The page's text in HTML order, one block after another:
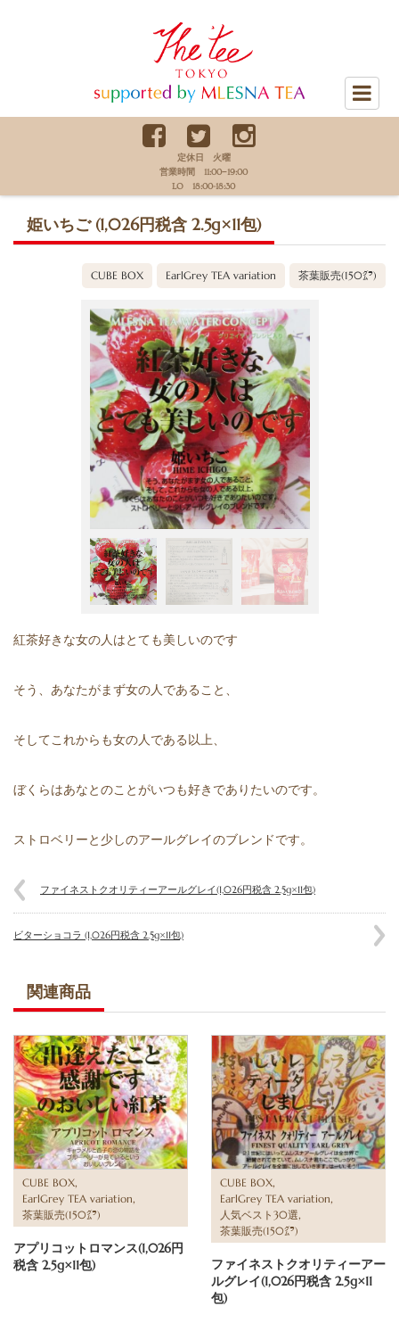
The Tee Tokyo supported by
MLESNA TEA
定休日 火曜
営業時間 11:00−19:00
LO 18:00-18:30
姫いちご (1,026円税含 2.5g×11包)
CUBE BOX EarlGrey TEA variation 茶葉販売(150㌘)
紅茶好きな女の人はとても美しいのです
そう、あなたがまず女の人であること、
そしてこれからも女の人である以上、
ぼくらはあなとのことがいつも好きでありたいのです。
ストロベリーと少しのアールグレイのブレンドです。
ファイネストクオリティーアールグレイ(1,026円税含 2.5g×11包)
ビターショコラ (1,026円税含 2.5g×11包)
関連商品
CUBE BOX,
EarlGrey TEA variation,
茶葉販売(150㌘)
アプリコットロマンス(1,026円
税含 2.5g×11包)
CUBE BOX,
EarlGrey TEA variation,
人気ベスト30選,
茶葉販売(150㌘)
ファイネストクオリティーアー
ルグレイ(1,026円税含 2.5g×11
包)